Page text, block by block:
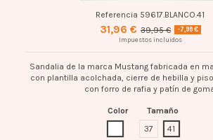
Referencia 59617.BLANCO.41
31,96 € 39,95 € -7,99 €
Impuestos incluidos
Sandalia de la marca Mustang fabricada en
con plantilla acolchada, cierre de hebilla y
con forro de rafia y patín de
Color
BLANCO
Tamaño
37
41